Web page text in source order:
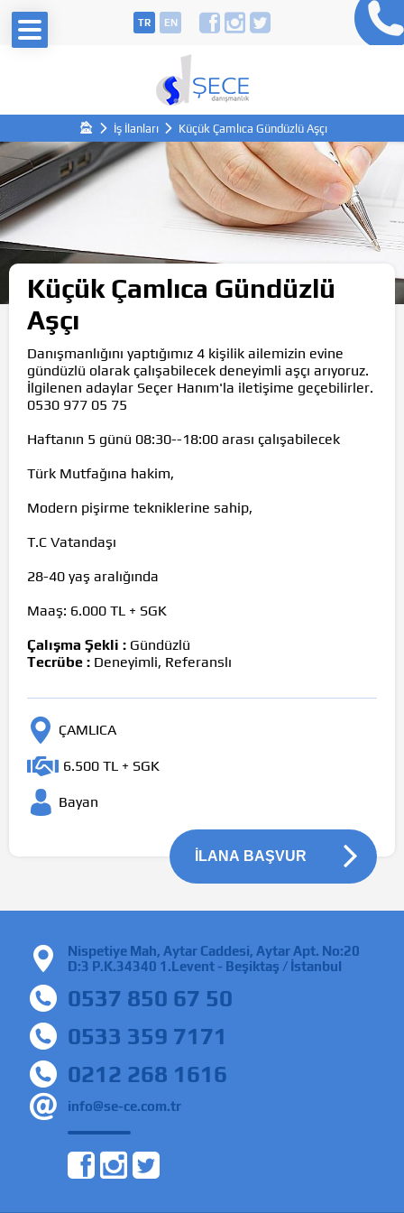
TR EN
İş İlanları Küçük Çamlıca Gündüzlü Aşçı
Küçük Çamlıca Gündüzlü
Aşçı
Danışmanlığını yaptığımız 4 kişilik ailemizin evine
gündüzlü olarak çalışabilecek deneyimli aşçı arıyoruz.
İlgilenen adaylar Seçer Hanım'la iletişime geçebilirler.
0530 977 05 75
Haftanın 5 günü 08:30--18:00 arası çalışabilecek
Türk Mutfağına hakim,
Modern pişirme tekniklerine sahip,
T.C Vatandaşı
28-40 yaş aralığında
Maaş: 6.000 TL + SGK
Çalışma Şekli : Gündüzlü
Tecrübe : Deneyimli, Referanslı
ÇAMLICA
6.500 TL + SGK
Bayan
İLANA BAŞVUR
Nispetiye Mah, Aytar Caddesi, Aytar Apt. No:20
D:3 P.K.34340 1.Levent - Beşiktaş / İstanbul
0537 850 67 50
0533 359 7171
0212 268 1616
info@se-ce.com.tr